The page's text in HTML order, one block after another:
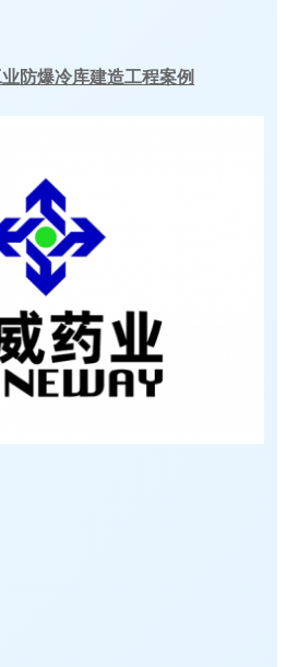
防爆冷库建造工程案例